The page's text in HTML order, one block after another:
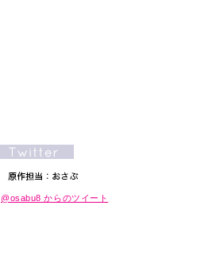
@osabu8 からのツイート